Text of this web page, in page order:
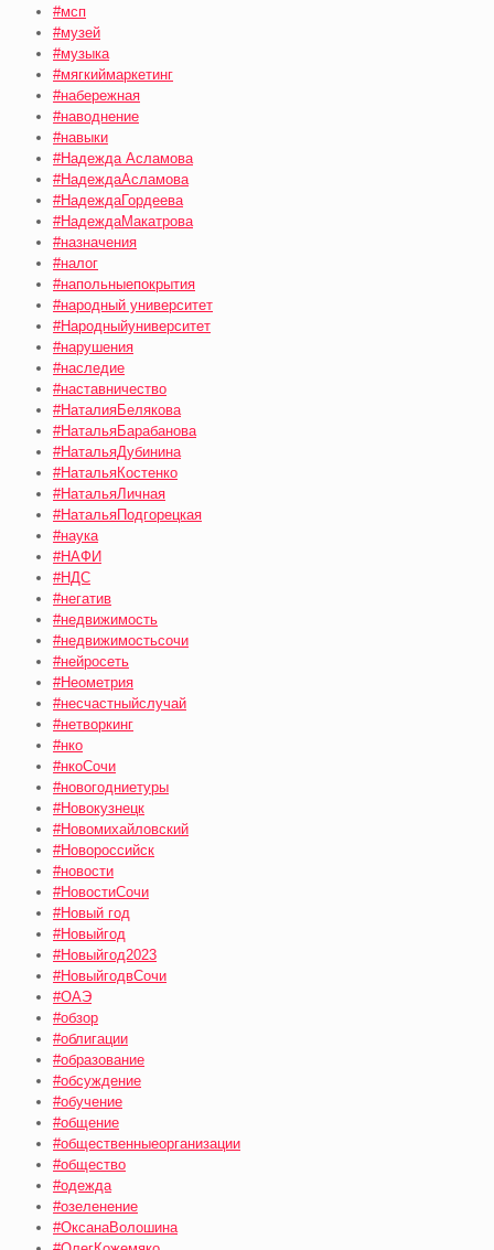
#мсп
#музей
#музыка
#мягкиймаркетинг
#набережная
#наводнение
#навыки
#Надежда Асламова
#НадеждаАсламова
#НадеждаГордеева
#НадеждаМакатрова
#назначения
#налог
#напольныепокрытия
#народный университет
#Народныйуниверситет
#нарушения
#наследие
#наставничество
#НаталияБелякова
#НатальяБарабанова
#НатальяДубинина
#НатальяКостенко
#НатальяЛичная
#НатальяПодгорецкая
#наука
#НАФИ
#НДС
#негатив
#недвижимость
#недвижимостьсочи
#нейросеть
#Неометрия
#несчастныйслучай
#нетворкинг
#нко
#нкоСочи
#новогодниетуры
#Новокузнецк
#Новомихайловский
#Новороссийск
#новости
#НовостиСочи
#Новый год
#Новыйгод
#Новыйгод2023
#НовыйгодвСочи
#ОАЭ
#обзор
#облигации
#образование
#обсуждение
#обучение
#общение
#общественныеорганизации
#общество
#одежда
#озеленение
#ОксанаВолошина